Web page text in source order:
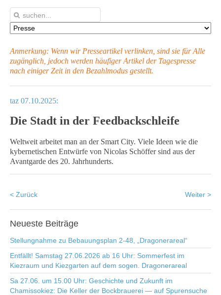
Anmerkung: Wenn wir Presseartikel verlinken, sind sie für Alle
zugänglich, jedoch werden häufiger Artikel der Tagespresse
nach einiger Zeit in den Bezahlmodus gestellt.
taz 07.10.2025:
Die Stadt in der Feedbackschleife
Weltweit arbeitet man an der Smart City. Viele Ideen wie die
kybernetischen Entwürfe von Nicolas Schöffer sind aus der
Avantgarde des 20. Jahrhunderts.
< Zurück Weiter >
Neueste Beiträge
Stellungnahme zu Bebauungsplan 2-48, „Dragonerareal“
Entfällt! Samstag 27.06.2026 ab 16 Uhr: Sommerfest im
Kiezraum und Kiezgarten auf dem sogen. Dragonerareal
Sa 27.06. um 15.00 Uhr: Geschichte und Zukunft im
Chamissokiez: Die Keller der Bockbrauerei — auf Spurensuche